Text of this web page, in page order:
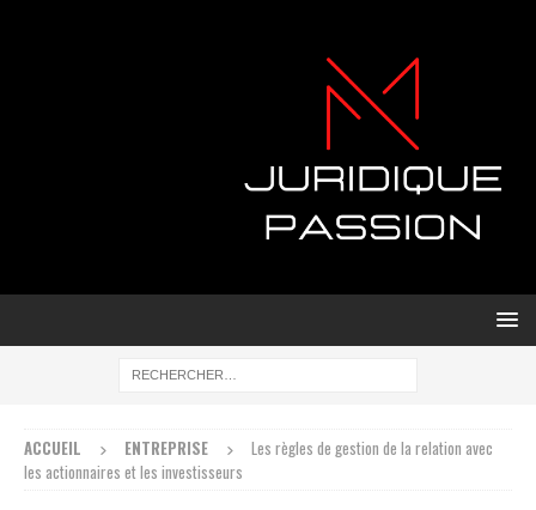
ACCUEIL ENTREPRISE
Les règles de gestion de la relation avec
les actionnaires et les investisseurs